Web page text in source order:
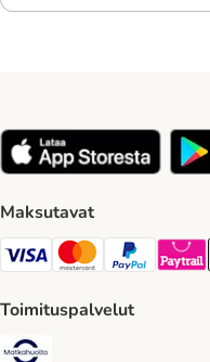
Maksutavat
VISA Payment Method
Mastercard Payment
Paypal
Toimituspalvelut